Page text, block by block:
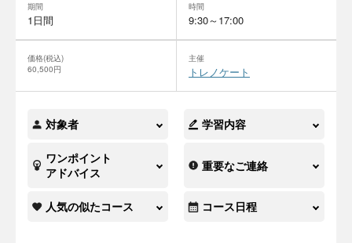
期間
1日間
時間
9:30～17:00
価格(税込)
60,500円
主催
トレノケート
対象者 学習内容
ワンポイント
アドバイス
重要なご連絡
人気の似たコース コース日程